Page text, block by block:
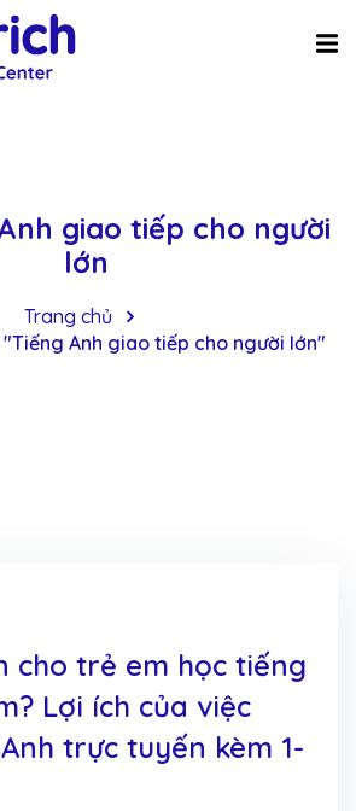
giao tiếp cho người
lớn
Trang chủ
Anh giao tiếp cho người lớn"
cho trẻ em học tiếng
Lợi ích của việc
trực tuyến kèm 1-